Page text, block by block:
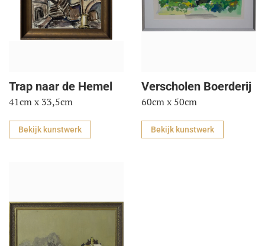
Trap naar de Hemel
41cm x 33,5cm
Bekijk kunstwerk
Verscholen Boerderij
60cm x 50cm
Bekijk kunstwerk